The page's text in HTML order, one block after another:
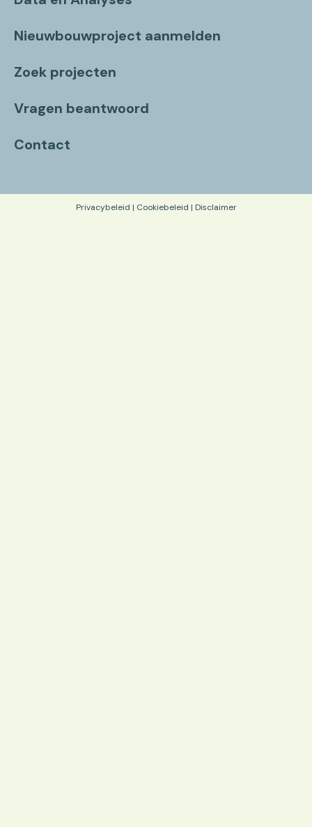
Nieuwbouwproject aanmelden
Zoek projecten
Vragen beantwoord
Contact
Privacybeleid | Cookiebeleid | Disclaimer